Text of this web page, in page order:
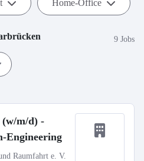
Home-Office
9 Jobs
m/d) -
Engineering
Raumfahrt e. V.